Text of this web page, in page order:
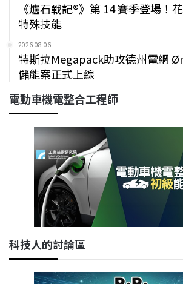
《爐石戰記®》第 14 賽季登場！
特殊技能
2026-08-06
特斯拉Megapack助攻德州電網
儲能案正式上線
電動車機電整合工程師
科技人的討論區